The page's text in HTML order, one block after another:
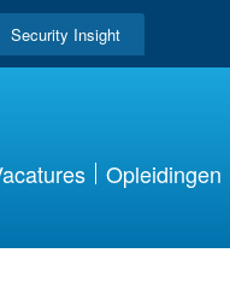
Security Insight
Opleidingen